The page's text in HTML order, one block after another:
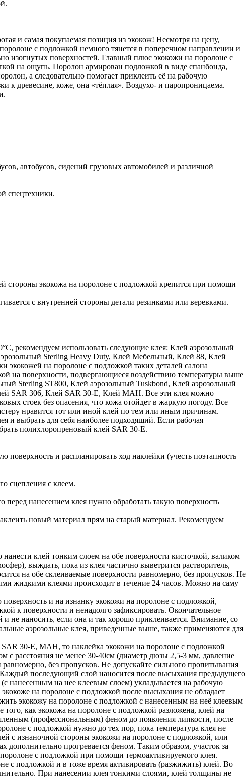
и самая покупаемая позиция из экокож! Несмотря на цену,
с подложкой немного тянется в поперечном направлении и
изогнутых поверхностей. Главный плюс экокожи на поролоне с
на ощупь. Поролон армирован подложкой в виде спанбонда,
а следовательно помогает приклеить её на рабочую
к древесине, коже, она «тёплая». Воздухо- и паропроницаема.
автобусов, сидений грузовых автомобилей и различной
спецтехники.
стороны экокожа на поролоне с подложкой крепится при помощи
с внутренней стороны детали резинками или веревками.
рекомендуем использовать следующие клея: Клей аэрозольный
Sterling Heavy Duty, Клей Мебельный, Клей 88, Клей
экокожей на поролоне с подложкой таких деталей салона
на поверхности, подвергающиеся воздействию температуры выше
Sterling ST800, Клей аэрозольный Tuskbond, Клей аэрозольный
SAR 306, Клей SAR 30-E, Клей MAH. Все эти клея можно
стоек без опасения, что кожа отойдет в жаркую погоду. Все
нравится тот или иной клей по тем или иным причинам.
и выбрать для себя наиболее подходящий. Если рабочая
полихлоропреновый клей SAR 30-E.
и распланировать ход наклейки (учесть поэтапность
сцепления с клеем.
перед нанесением клея нужно обработать такую поверхность
новый материал прям на старый материал. Рекомендуем
клей тонким слоем на обе поверхности кисточкой, валиком
выждать, пока из клея частично выветрится растворитель,
на обе склеиваемые поверхности равномерно, без пропусков. Не
жидкими клеями происходит в течение 24 часов. Можно на саму
и на изнанку экокожи на поролоне с подложкой,
к поверхности и ненадолго зафиксировать. Окончательное
не наносить, если она и так хорошо приклеивается. Внимание, со
аэрозольные клея, приведенные выше, также применяются для
30-E, MAH, то наклейка экокожи на поролоне с подложкой
с расстояния не менее 30-40см (диаметр дюзы 2,5-3 мм, давление
без пропусков. Не допускайте сильного пропитывания
Каждый последующий слой наносится после высыхания предыдущего
нанесенным на нее клеевым слоем) укладывается на рабочую
на поролоне с подложкой после высыхания не обладает
экокожу на поролоне с подложкой с нанесенным на неё клеевым
как экокожа на поролоне с подложкой разложена, клей на
(профессиональным) феном до появления липкости, после
с подложкой нужно до тех пор, пока температура клея не
с изнаночной стороны экокожи на поролоне с подложкой, или
прогревается феном. Таким образом, участок за
с подложкой при помощи термоактивируемого клея.
с подложкой и в тоже время активировать (разжижить) клей. Во
При нанесении клея тонкими слоями, клей толщины не